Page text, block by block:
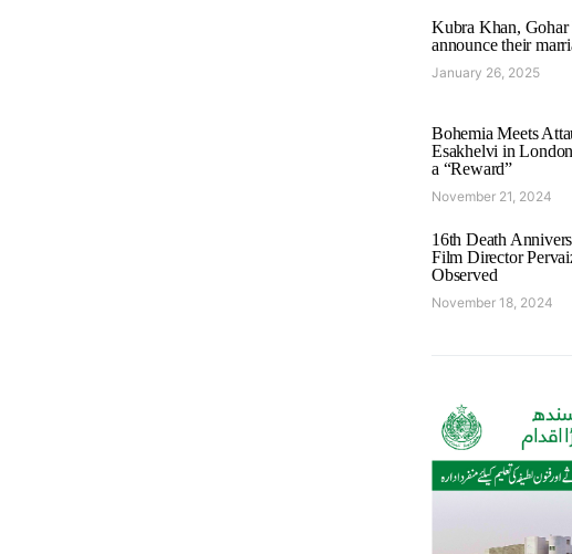
Kubra Khan, Gohar
announce their
January 26, 2025
Bohemia Meets
Esakhelvi in
a “Reward”
November 21, 2024
16th Death
Film Director
Observed
November 18, 2024